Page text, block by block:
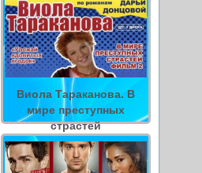
Виола Тараканова. В
мире преступных
страстей